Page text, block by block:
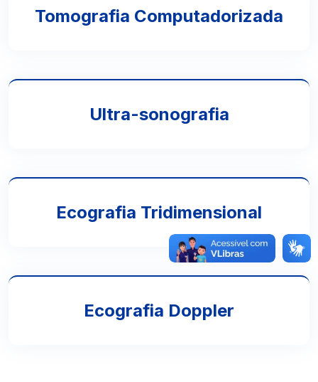
Tomografia Computadorizada
Ultra-sonografia
Ecografia Tridimensional
Ecografia Doppler